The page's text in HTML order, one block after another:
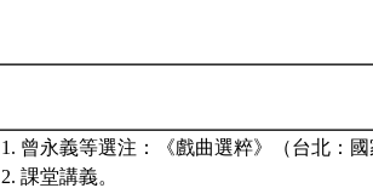
1. 曾永義等選注：《戲曲選粹》（台北：國
2. 課堂講義。